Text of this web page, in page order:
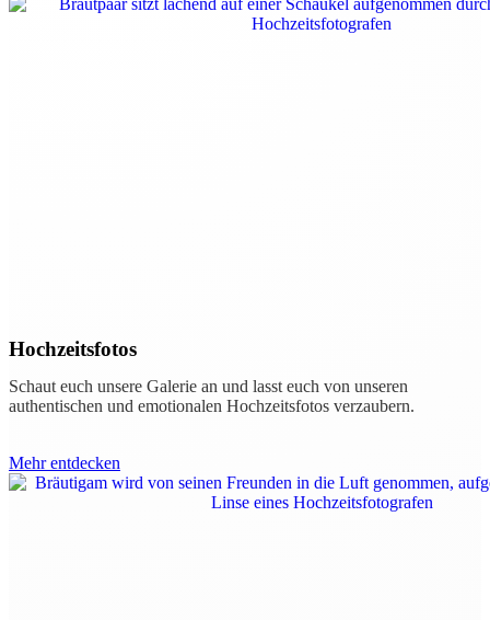
Hochzeitsfotos
Schaut euch unsere Galerie an und lasst euch von unseren
authentischen und emotionalen Hochzeitsfotos verzaubern.
Mehr entdecken